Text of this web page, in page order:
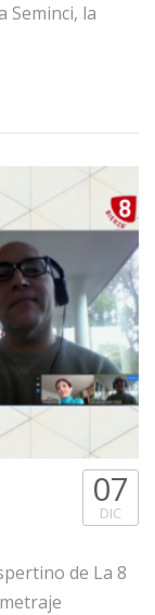
Seminci, la
07
DIC
de La 8